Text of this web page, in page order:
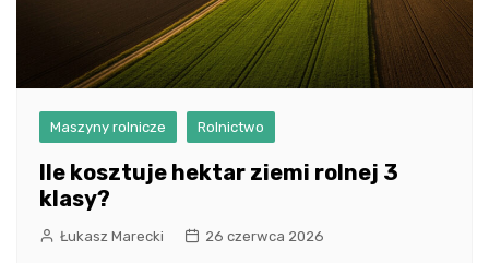
Maszyny rolnicze Rolnictwo
Ile kosztuje hektar ziemi rolnej 3
klasy?
Łukasz Marecki 26 czerwca 2026